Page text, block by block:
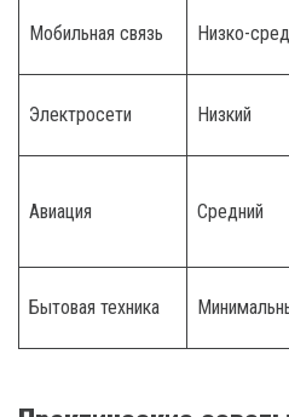
Мобильная связь Низко-
Электросети Низкий
Авиация Средний
Бытовая техника